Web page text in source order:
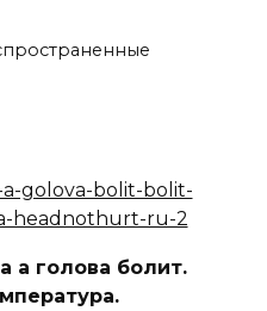
а голова болит.